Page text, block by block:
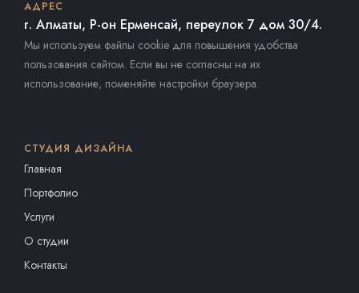
АДРЕС
г. Алматы, Р-он Ерменсай, переулок 7 дом 30/4.
Мы используем файлы cookie для повышения удобства
пользования сайтом. Если вы не согласны на их
использование, поменяйте настройки браузера.
СТУДИЯ ДИЗАЙНА
Главная
Портфолио
Услуги
О студии
Контакты